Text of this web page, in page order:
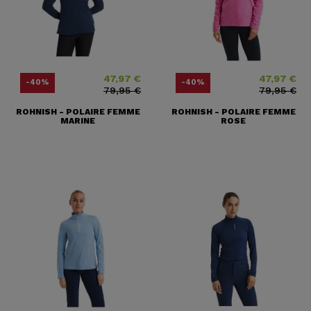
-40% 47,97 €
Prix ​​habituel
79,95 €
ROHNISH - POLAIRE FEMME
MARINE
-40% 47,97 €
Prix ​​habituel
79,95 €
ROHNISH - POLAIRE FEMME
ROSE